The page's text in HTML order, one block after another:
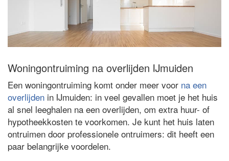
Woningontruiming na overlijden IJmuiden
Een woningontruiming komt onder meer voor na een
overlijden in IJmuiden: in veel gevallen moet je het huis
al snel leeghalen na een overlijden, om extra huur- of
hypotheekkosten te voorkomen. Je kunt het huis laten
ontruimen door professionele ontruimers: dit heeft een
paar belangrijke voordelen.